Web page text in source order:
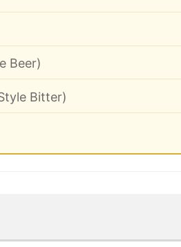
Beer)
Bitter)